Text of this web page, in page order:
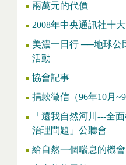
兩萬元的代價
2008年中央通訊社十
美濃一日行 ──地球公
活動
協會記事
捐款徵信（96年10月
「還我自然河川---全
治理問題」公聽會
給自然一個喘息的機